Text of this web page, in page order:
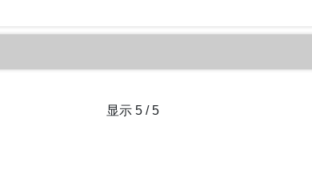
显示 5 / 5